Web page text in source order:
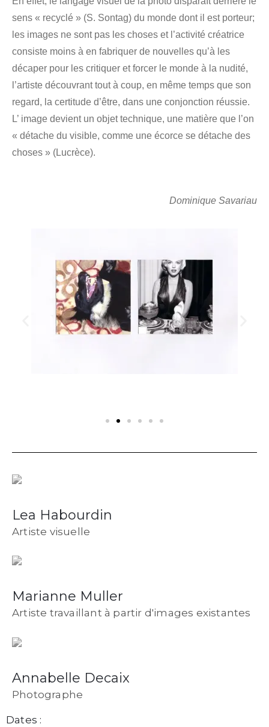
sens « recyclé » (S. Sontag) du monde dont il est porteur;
les images ne sont pas les choses et l’activité créatrice
consiste moins à en fabriquer de nouvelles qu’à les
décaper pour les critiquer et forcer le monde à la nudité,
l’artiste découvrant tout à coup, en même temps que son
regard, la certitude d’être, dans une conjonction réussie.
L’ image devient un objet technique, une matière que l’on
« détache du visible, comme une écorce se détache des
choses » (Lucrèce).
Dominique Savariau
Lea Habourdin
Artiste visuelle
Marianne Muller
Artiste travaillant à partir d'images existantes
Annabelle Decaix
Photographe
Dates :